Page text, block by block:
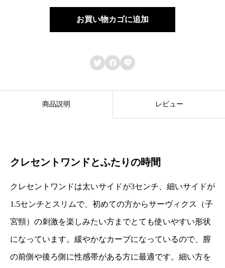
ク
ー
ツ
個
お買い物カゴに追加
  
商品説明 レビュー
クレセントワンドとふたりの時間
クレセントワンドは太いサイドが3センチ、細いサイドが
1.5センチとスリムで、初めての方からサーヴィクス（子
宮頸）の刺激を楽しみたい方までとても使いやすい形状
になっています。緩やかなカーブになっているので、膣
の前側や後ろ側に性感帯がある方に最適です。細い方を